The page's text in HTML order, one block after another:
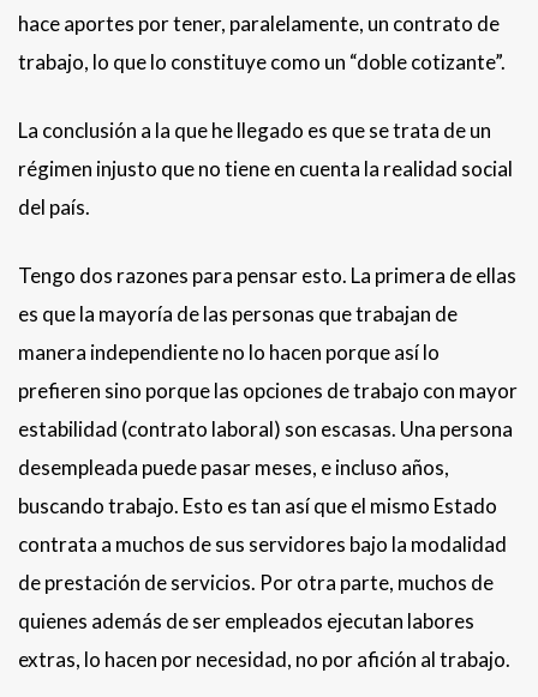
hace aportes por tener, paralelamente, un contrato de
trabajo, lo que lo constituye como un “doble cotizante”.
La conclusión a la que he llegado es que se trata de un
régimen injusto que no tiene en cuenta la realidad social
del país.
Tengo dos razones para pensar esto. La primera de ellas
es que la mayoría de las personas que trabajan de
manera independiente no lo hacen porque así lo
prefieren sino porque las opciones de trabajo con mayor
estabilidad (contrato laboral) son escasas. Una persona
desempleada puede pasar meses, e incluso años,
buscando trabajo. Esto es tan así que el mismo Estado
contrata a muchos de sus servidores bajo la modalidad
de prestación de servicios. Por otra parte, muchos de
quienes además de ser empleados ejecutan labores
extras, lo hacen por necesidad, no por afición al trabajo.